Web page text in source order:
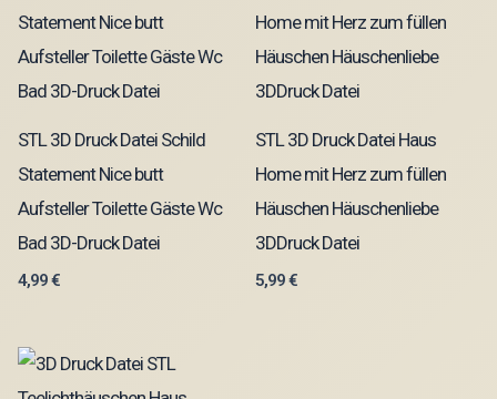
STL 3D Druck Datei Schild
Statement Nice butt
Aufsteller Toilette Gäste Wc
Bad 3D-Druck Datei
4,99€
STL 3D Druck Datei Haus
Home mit Herz zum füllen
Häuschen Häuschenliebe
3DDruck Datei
5,99€